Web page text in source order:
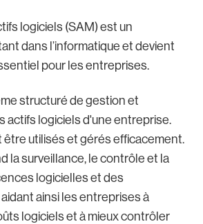
logiciels (SAM) est un
dans l’informatique et devient
pour les entreprises.
structuré de gestion et
actifs logiciels d'une entreprise.
être utilisés et gérés efficacement.
la surveillance, le contrôle et la
logicielles et des
ainsi les entreprises à
logiciels et à mieux contrôler